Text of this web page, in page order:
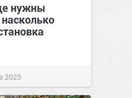
нужны
2025